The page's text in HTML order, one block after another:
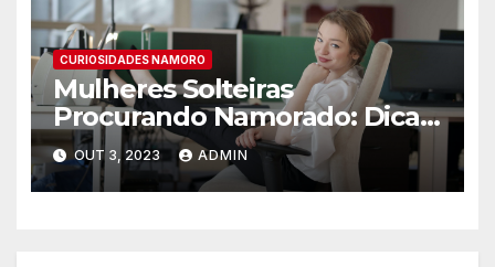
CURIOSIDADES NAMORO
Mulheres Solteiras
Procurando Namorado: Dicas
para Encontrar o Amor
OUT 3, 2023 ADMIN